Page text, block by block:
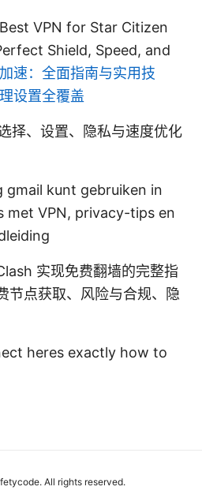
VPN for Star Citizen
Shield, Speed, and
速：全面指南与实用技
设置全覆盖
择、设置、隐私与速度优化
gmail kunt gebruiken in
met VPN, privacy-tips en
实现免费翻墙的完整指
节点获取、风险与合规、隐
heres exactly how to
All rights reserved.